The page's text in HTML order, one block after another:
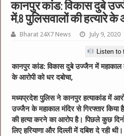
कानपुर कांड: विकास दुबे
में,8 पुलिसवालों की हत्यारे के
Bharat 24X7 News July 9, 2020
Listen to
कानपुर कांड: विकास दुबे उज्जैन में महाकाल
के आरोपी को धर दबोचा,
मध्यप्रदेश पुलिस ने कानपुर हत्याकांड में
उज्जैन के महाकाल मंदिर से गिरफ्तार किया
की हत्या करने का आरोप है। पिछले कुछ
लिए हरियाणा और दिल्ली में दबिश दे रही